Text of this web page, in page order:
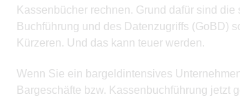
Kassenbücher rechnen. Grund dafür sind
Buchführung und des Datenzugriffs (GoBD)
Kürzeren. Und das kann teuer werden.
Wenn Sie ein bargeldintensives
Bargeschäfte bzw. Kassenbuchführung jetzt